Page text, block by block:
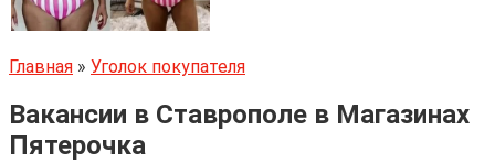
Главная » Уголок покупателя
Вакансии в Ставрополе в Магазинах
Пятерочка